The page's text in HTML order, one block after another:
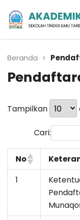
Biro
Akademik
Beranda
Tampilkan
Cari:
No
1